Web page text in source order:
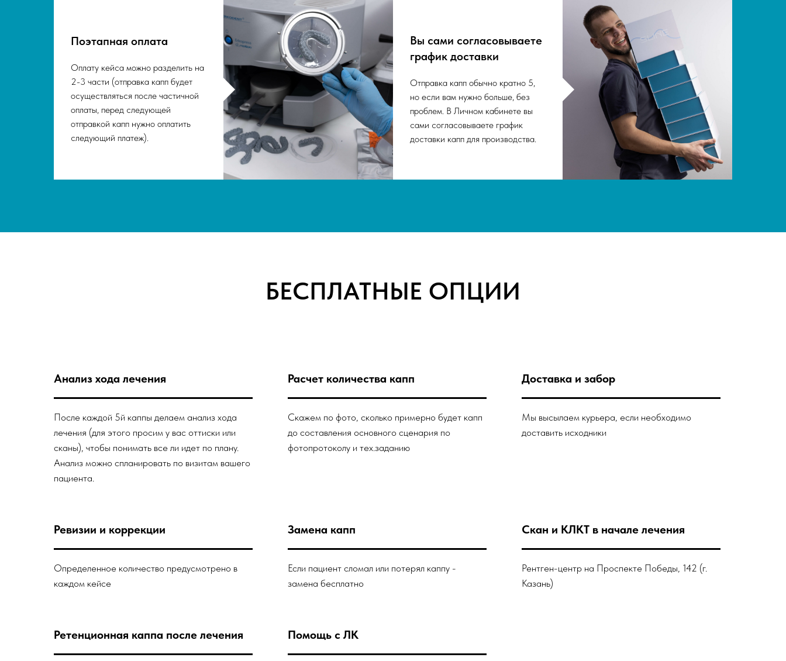
Поэтапная оплата
Оплату кейса можно разделить на
2-3 части (отправка капп будет
осуществляться после частичной
оплаты, перед следующей
отправкой капп нужно оплатить
следующий платеж).
Вы сами согласовываете
график доставки
Отправка капп обычно кратно 5,
но если вам нужно больше, без
проблем. В Личном кабинете вы
сами согласовываете график
доставки капп для производства.
БЕСПЛАТНЫЕ ОПЦИИ
Анализ хода лечения
После каждой 5й каппы делаем анализ хода
лечения (для этого просим у вас оттиски или
сканы), чтобы понимать все ли идет по плану.
Анализ можно спланировать по визитам вашего
пациента.
Расчет количества капп
Скажем по фото, сколько примерно будет капп
до составления основного сценария по
фотопротоколу и тех.заданию
Доставка и забор
Мы высылаем курьера, если необходимо
доставить исходники
Ревизии и коррекции
Определенное количество предусмотрено в
каждом кейсе
Замена капп
Если пациент сломал или потерял каппу -
замена бесплатно
Скан и КЛКТ в начале лечения
Рентген-центр на Проспекте Победы, 142 (г.
Казань)
Ретенционная каппа после лечения Помощь с ЛК